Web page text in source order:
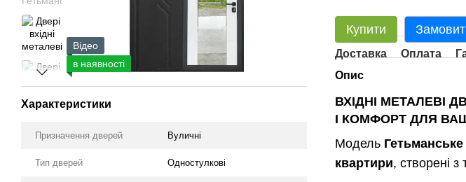
Відео
в наявності
Характеристики
Призначення дверей Вуличні
Тип дверей Одностулкові
Купити
Доставка Оплата
Опис
ВХІДНІ МЕТАЛЕВІ
І КОМФОРТ ДЛЯ
Модель
квартири, створені